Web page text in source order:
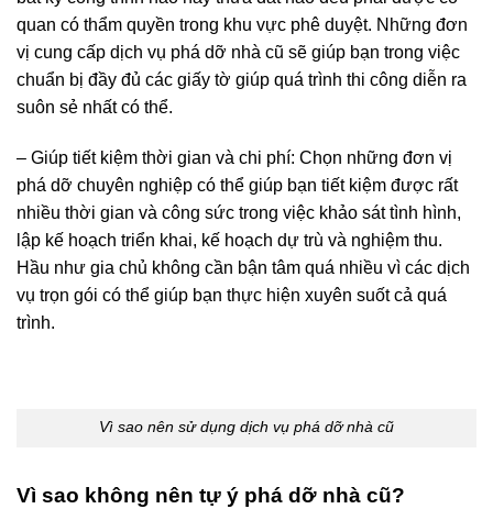
quan có thẩm quyền trong khu vực phê duyệt. Những đơn
vị cung cấp dịch vụ phá dỡ nhà cũ sẽ giúp bạn trong việc
chuẩn bị đầy đủ các giấy tờ giúp quá trình thi công diễn ra
suôn sẻ nhất có thể.
– Giúp tiết kiệm thời gian và chi phí: Chọn những đơn vị
phá dỡ chuyên nghiệp có thể giúp bạn tiết kiệm được rất
nhiều thời gian và công sức trong việc khảo sát tình hình,
lập kế hoạch triển khai, kế hoạch dự trù và nghiệm thu.
Hầu như gia chủ không cần bận tâm quá nhiều vì các dịch
vụ trọn gói có thể giúp bạn thực hiện xuyên suốt cả quá
trình.
Vì sao nên sử dụng dịch vụ phá dỡ nhà cũ
Vì sao không nên tự ý phá dỡ nhà cũ?